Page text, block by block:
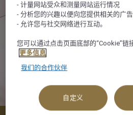
- 计量网站受众和测量网站运行情况
- 分析您的兴趣以便向您提供相关的广告
- 允许您与社交网络进行互动。
您可以通过点击页面底部的“Cookie”链
更多信息
我们的合作伙伴
自定义